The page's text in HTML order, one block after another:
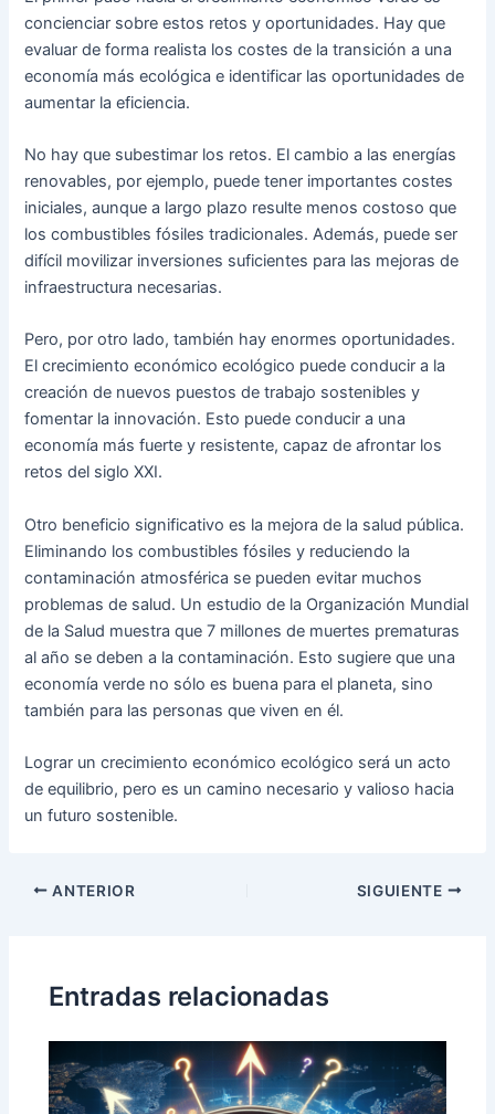
concienciar sobre estos retos y oportunidades. Hay que
evaluar de forma realista los costes de la transición a una
economía más ecológica e identificar las oportunidades de
aumentar la eficiencia.
No hay que subestimar los retos. El cambio a las energías
renovables, por ejemplo, puede tener importantes costes
iniciales, aunque a largo plazo resulte menos costoso que
los combustibles fósiles tradicionales. Además, puede ser
difícil movilizar inversiones suficientes para las mejoras de
infraestructura necesarias.
Pero, por otro lado, también hay enormes oportunidades.
El crecimiento económico ecológico puede conducir a la
creación de nuevos puestos de trabajo sostenibles y
fomentar la innovación. Esto puede conducir a una
economía más fuerte y resistente, capaz de afrontar los
retos del siglo XXI.
Otro beneficio significativo es la mejora de la salud pública.
Eliminando los combustibles fósiles y reduciendo la
contaminación atmosférica se pueden evitar muchos
problemas de salud. Un estudio de la Organización Mundial
de la Salud muestra que 7 millones de muertes prematuras
al año se deben a la contaminación. Esto sugiere que una
economía verde no sólo es buena para el planeta, sino
también para las personas que viven en él.
Lograr un crecimiento económico ecológico será un acto
de equilibrio, pero es un camino necesario y valioso hacia
un futuro sostenible.
Navegación
ANTERIOR SIGUIENTE
Entradas relacionadas